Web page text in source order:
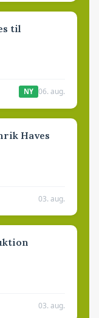
til
NY 06. aug.
Haves
03. aug.
03. aug.